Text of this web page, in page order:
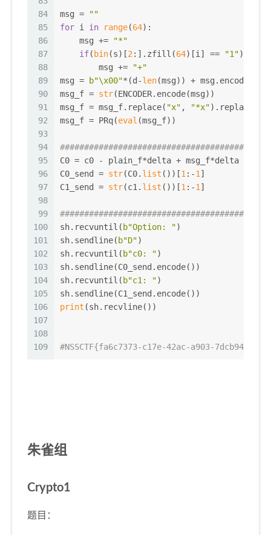
84
85
86
87
88
89
90
91
92
93
94
95
96
97
98
99
100
101
102
103
104
105
106
107
108
109
msg =
""
for i in range(64):
    msg +=
"*"
if( bin(s)[2 :].zfill(64)[i] == "1"):
        msg +=
"+"
msg =
b"\x00"*(d-len(msg)) + msg.encode()
msg_f = str(ENCODER.encode(msg))
msg_f = msg_f.replace( "x" , "*x").replace(
msg_f = PRq(eval (msg_f))
C0 = c0 - plain_f*delta + msg_f*delta
C0_send = str(C0. list ())[1 :-1 ]
C1_send = str(c1. list ())[1 :-1 ]
sh.recvuntil( b"Option: ")
sh.sendline( b"D")
sh.recvuntil( b"c0: ")
sh.sendline(C0_send.encode())
sh.recvuntil( b"c1: ")
sh.sendline(C1_send.encode())
print (sh.recvline())
#NSSCTF{fa6c7373-c17e-42ac-a903-
朱雀组
Crypto1
题目：